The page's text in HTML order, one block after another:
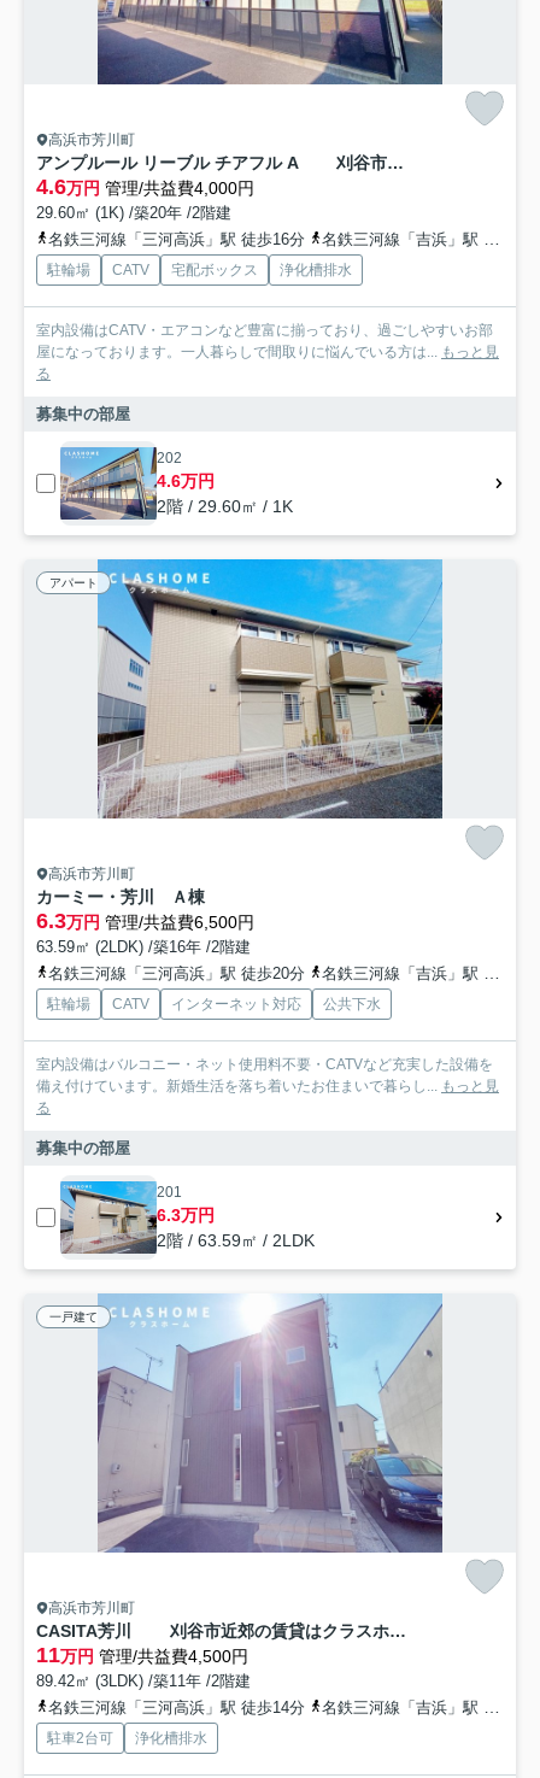
高浜市芳川町
アンプルール リーブル チアフル A 刈谷市近郊の賃貸はクラスホーム刈谷店
4.6万円 管理/共益費4,000円
29.60㎡ (1K) /築20年 /2階建
名鉄三河線「三河高浜」駅 徒歩16分
名鉄三河線「吉浜」駅 徒歩19分
駐輪場 CATV 宅配ボックス 浄化槽排水
室内設備はCATV・エアコンなど豊富に揃っており、過ごしやすいお部
屋になっております。一人暮らしで間取りに悩んでいる方は... もっと見
る
募集中の部屋
202
4.6万円
2階 / 29.60㎡ / 1K
アパート
高浜市芳川町
カーミー・芳川 Ａ棟
6.3万円 管理/共益費6,500円
63.59㎡ (2LDK) /築16年 /2階建
名鉄三河線「三河高浜」駅 徒歩20分
名鉄三河線「吉浜」駅 徒歩18分
駐輪場 CATV インターネット対応 公共下水
室内設備はバルコニー・ネット使用料不要・CATVなど充実した設備を
備え付けています。新婚生活を落ち着いたお住まいで暮らし... もっと見
る
募集中の部屋
201
6.3万円
2階 / 63.59㎡ / 2LDK
一戸建て
高浜市芳川町
CASITA芳川 刈谷市近郊の賃貸はクラスホーム刈谷店
11万円 管理/共益費4,500円
89.42㎡ (3LDK) /築11年 /2階建
名鉄三河線「三河高浜」駅 徒歩14分
名鉄三河線「吉浜」駅 徒歩18分
駐車2台可 浄化槽排水